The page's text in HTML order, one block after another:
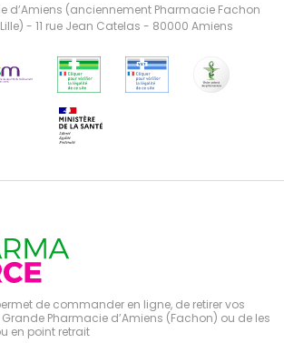
d’Amiens (anciennement Pharmacie Fachon
- 11 rue Jean Catelas - 80000 Amiens
de commander en ligne, de retirer vos
Pharmacie d’Amiens (Fachon) ou de les
en point retrait